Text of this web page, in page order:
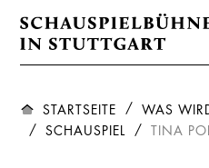
STARTSEITE WAS
SCHAUSPIEL
TINA